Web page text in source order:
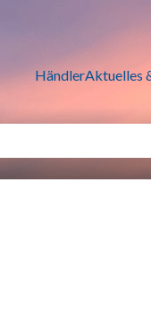
HändlerAktuelles